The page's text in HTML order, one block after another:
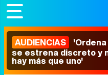
AUDIENCIAS
se estrena discreto y
hay más que uno'